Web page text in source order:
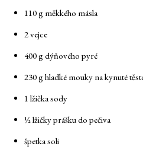
110 g měkkého másla
2 vejce
400 g dýňového pyré
230 g hladké mouky na kynuté
1 lžička sody
½ lžičky prášku do pečiva
špetka soli